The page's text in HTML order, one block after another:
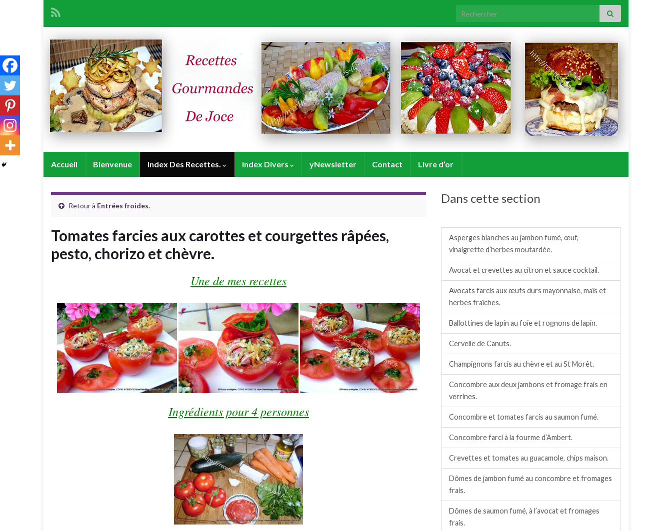
Search for:
Accueil Bienvenue Index Des Recettes. Index Divers yNewsletter Contact Livre d’or
Retour à Entrées froides.
Tomates farcies aux carottes et courgettes râpées,
pesto, chorizo et chèvre.
Une de mes recettes
Ingrédients pour 4 personnes
Dans cette section
Asperges blanches au jambon fumé, œuf,
vinaigrette d’herbes moutardée.
Avocat et crevettes au citron et sauce cocktail.
Avocats farcis aux œufs durs mayonnaise, maïs et
herbes fraîches.
Ballottines de lapin au foie et rognons de lapin.
Cervelle de Canuts.
Champignons farcis au chèvre et au St Morêt.
Concombre aux deux jambons et fromage frais en
verrines.
Concombre et tomates farcis au saumon fumé.
Concombre farci à la fourme d’Ambert.
Crevettes et tomates au guacamole, chips maison.
Dômes de jambon fumé au concombre et fromages
frais.
Dômes de saumon fumé, à l’avocat et fromages
frais.